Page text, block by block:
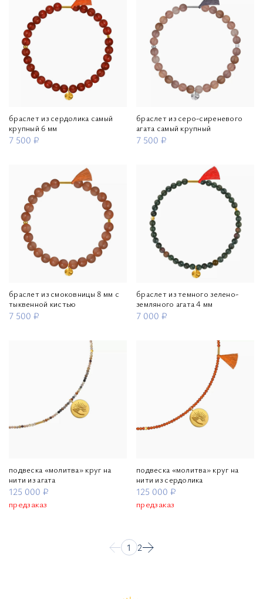
браслет из сердолика самый
крупный 6 мм
7 500 ₽
браслет из серо-сиреневого
агата самый крупный
7 500 ₽
браслет из смоковницы 8 мм с
тыквенной кистью
7 500 ₽
браслет из темного зелено-
земляного агата 4 мм
7 000 ₽
подвеска «молитва» круг на
нити из агата
125 000 ₽
предзаказ
подвеска «молитва» круг на
нити из сердолика
125 000 ₽
предзаказ
1 2